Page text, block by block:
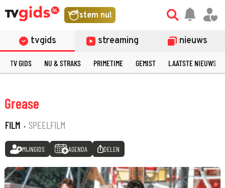
stem nu!
tvgids streaming nieuws
TV GIDS NU & STRAKS PRIMETIME GEMIST LAATSTE NIEUWS
Grease
FILM · SPEELFILM
MIJNGIDS AGENDA DELEN